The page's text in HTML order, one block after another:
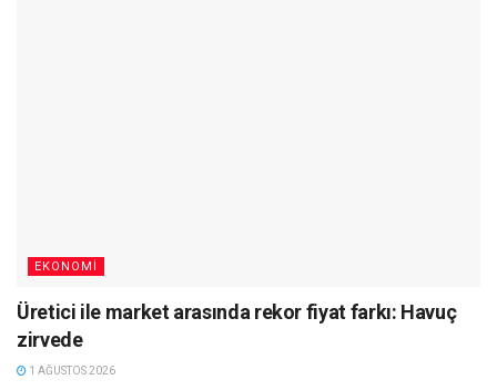
EKONOMI
Üretici ile market arasında rekor fiyat farkı: Havuç
zirvede
1 AĞUSTOS 2026